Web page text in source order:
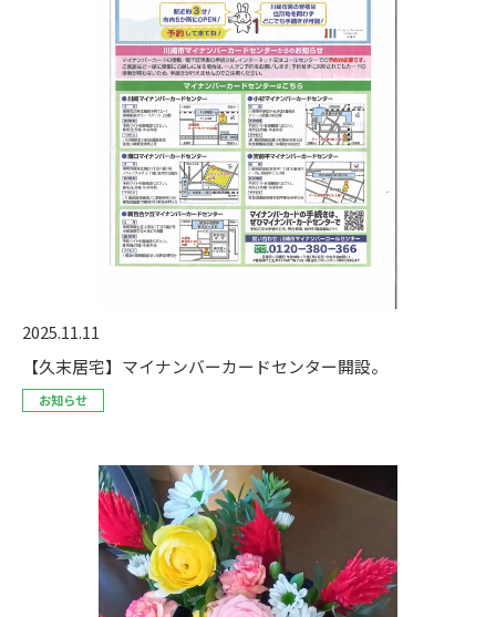
2025.11.11
【久末居宅】マイナンバーカードセンター開設。
お知らせ